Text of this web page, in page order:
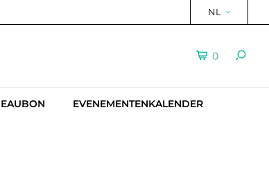
NL
0
EVENEMENTENKALENDER